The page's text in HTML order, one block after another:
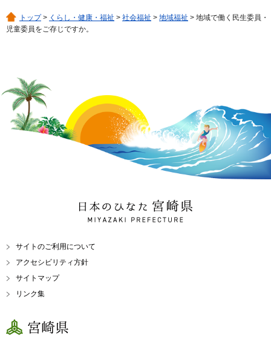
トップ> くらし・健康・福祉 > 社会福祉 > 地域福祉 > 地域で働く民生委員・
児童委員をご存じですか。
日本のひなた 宮崎県
MIYAZAKI PREFECTURE
サイトのご利用について
アクセシビリティ方針
サイトマップ
リンク集
宮崎県